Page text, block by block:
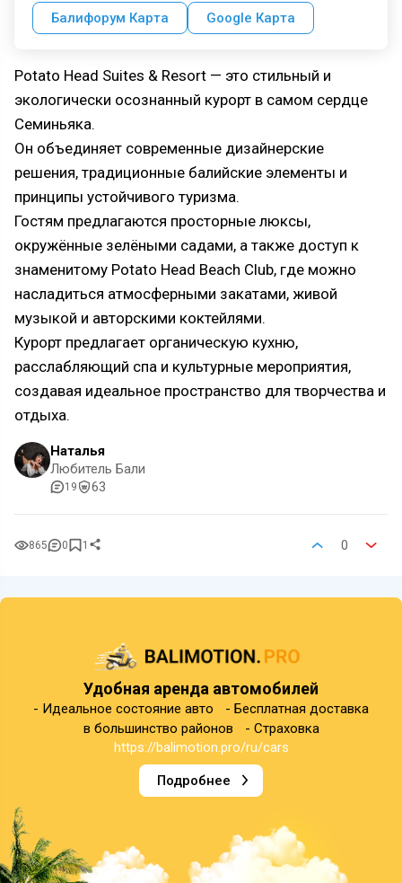
Балифорум Карта Google Карта
Potato Head Suites & Resort — это стильный и
экологически осознанный курорт в самом сердце
Семиньяка.
Он объединяет современные дизайнерские
решения, традиционные балийские элементы и
принципы устойчивого туризма.
Гостям предлагаются просторные люксы,
окружённые зелёными садами, а также доступ к
знаменитому Potato Head Beach Club, где можно
насладиться атмосферными закатами, живой
музыкой и авторскими коктейлями.
Курорт предлагает органическую кухню,
расслабляющий спа и культурные мероприятия,
создавая идеальное пространство для творчества и
отдыха.
Наталья
Любитель Бали
19 63
865 0 1 0
Удобная аренда автомобилей
- Идеальное состояние авто - Бесплатная доставка
в большинство районов - Страховка
https://balimotion.pro/ru/cars
Подробнее